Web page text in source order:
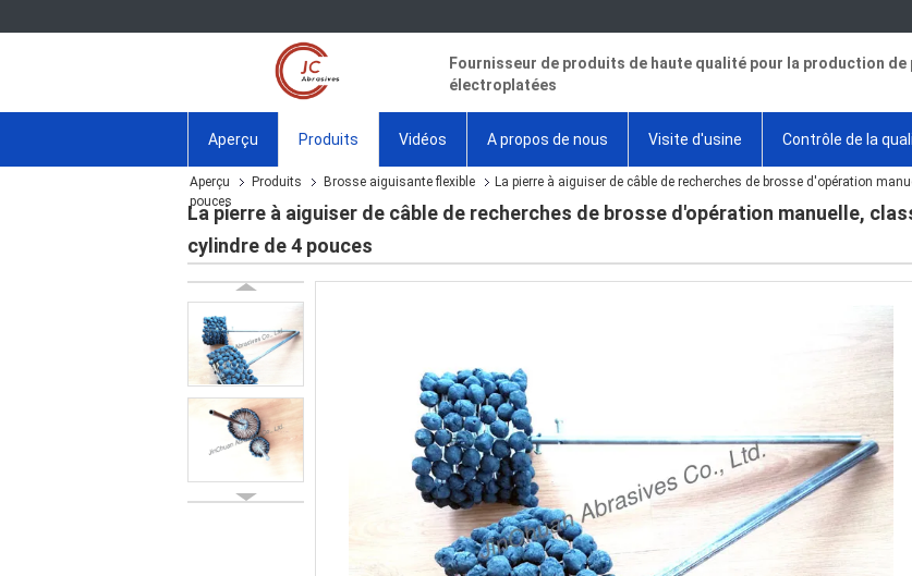
Fournisseur de produits de haute qualité pour la production de
électroplatées
Aperçu Produits Vidéos A propos de nous Visite d'usine Contrôle de la
Aperçu Produits Brosse aiguisante flexible
La pierre à aiguiser de câble de recherches de brosse d'opération
pouces
La pierre à aiguiser de câble de recherches de brosse d'opération manuelle,
cylindre de 4 pouces